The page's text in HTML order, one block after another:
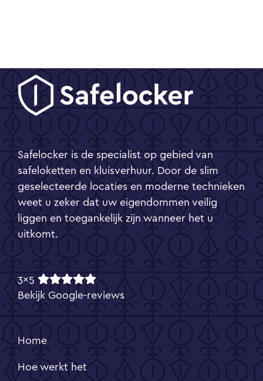
Safelocker is de specialist op gebied van
safeloketten en kluisverhuur. Door de slim
geselecteerde locaties en moderne technieken
weet u zeker dat uw eigendommen veilig
liggen en toegankelijk zijn wanneer het u
uitkomt.
3x5
Bekijk Google-reviews
Home
Hoe werkt het